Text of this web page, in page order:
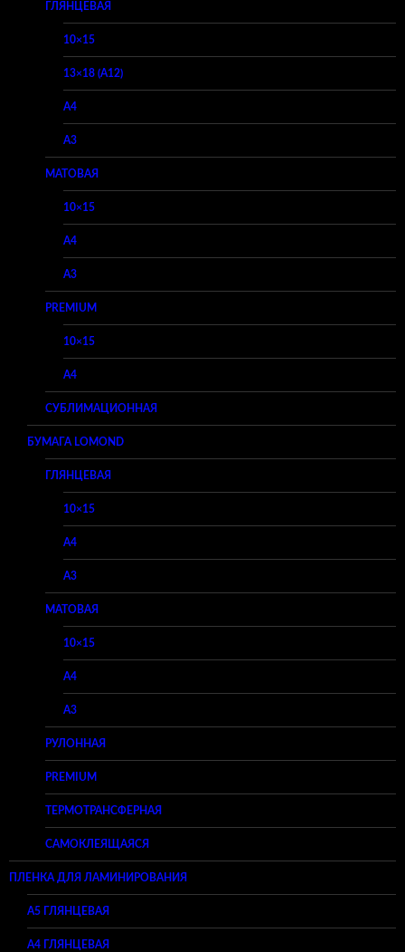
ГЛЯНЦЕВАЯ
10×15
13×18 (A12)
A4
A3
МАТОВАЯ
10×15
A4
A3
PREMIUM
10×15
A4
СУБЛИМАЦИОННАЯ
БУМАГА LOMOND
ГЛЯНЦЕВАЯ
10×15
A4
A3
МАТОВАЯ
10×15
A4
A3
РУЛОННАЯ
PREMIUM
ТЕРМОТРАНСФЕРНАЯ
САМОКЛЕЯЩАЯСЯ
ПЛЕНКА ДЛЯ ЛАМИНИРОВАНИЯ
A5 ГЛЯНЦЕВАЯ
А4 ГЛЯНЦЕВАЯ